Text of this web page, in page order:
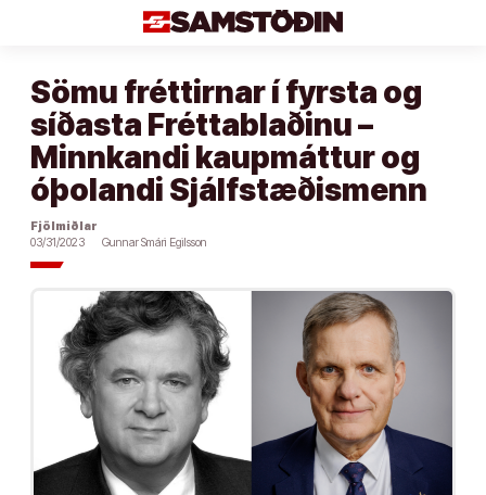
Sömu fréttirnar í fyrsta og
síðasta Fréttablaðinu –
Minnkandi kaupmáttur og
óþolandi Sjálfstæðismenn
Fjölmiðlar
03/31/2023
Gunnar Smári Egilsson